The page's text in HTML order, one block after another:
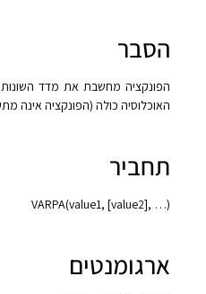
הסבר
הפונקציה מחשבת את מדד
האוכלוסיה כולה (הפונקציה אינה
תחביר
VARPA‎(value1, [value2], …)‎
ארגומנטים